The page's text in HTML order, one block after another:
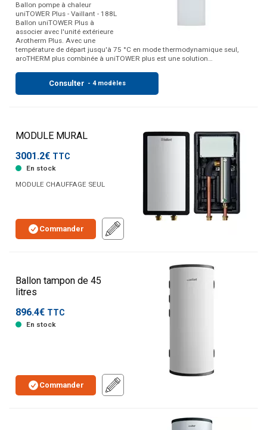
Ballon pompe à chaleur
uniTOWER Plus - Vaillant - 188L
Ballon uniTOWER Plus à
associer avec l'unité extérieure
Arotherm Plus. Avec une
température de départ jusqu'à 75 °C en mode thermodynamique seul,
aroTHERM plus combinée à uniTOWER plus est une solution…
Consulter - 4 modèles
MODULE MURAL
3001.2€ TTC
En stock
MODULE CHAUFFAGE SEUL
Commander
Ballon tampon de 45
litres
896.4€ TTC
En stock
Commander